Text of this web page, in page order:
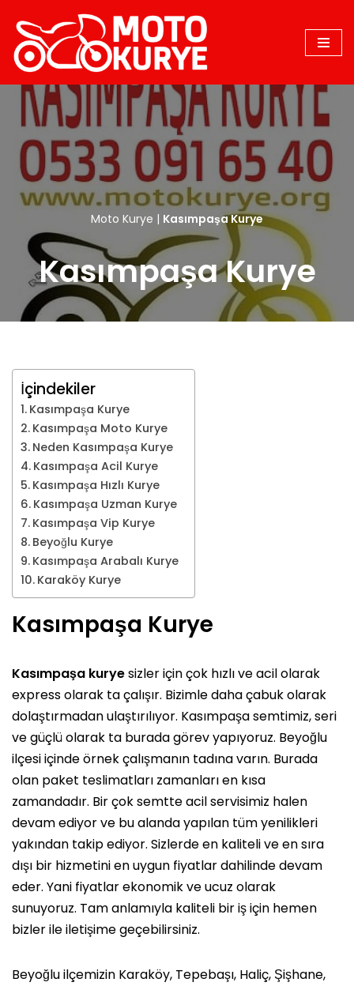
İçeriğe
geç
Moto Kurye | Kasımpaşa Kurye
Kasımpaşa Kurye
İçindekiler
Kasımpaşa Kurye
Kasımpaşa Moto Kurye
Neden Kasımpaşa Kurye
Kasımpaşa Acil Kurye
Kasımpaşa Hızlı Kurye
Kasımpaşa Uzman Kurye
Kasımpaşa Vip Kurye
Beyoğlu Kurye
Kasımpaşa Arabalı Kurye
Karaköy Kurye
Kasımpaşa Kurye
Kasımpaşa kuryesizler için çok hızlı ve acil olarak
express olarak ta çalışır. Bizimle daha çabuk olarak
dolaştırmadan ulaştırılıyor. Kasımpaşa semtimiz, seri
ve güçlü olarak ta burada görev yapıyoruz. Beyoğlu
ilçesi içinde örnek çalışmanın tadına varın. Burada
olan paket teslimatları zamanları en kısa
zamandadır. Bir çok semtte acil servisimiz halen
devam ediyor ve bu alanda yapılan tüm yenilikleri
yakından takip ediyor. Sizlerde en kaliteli ve en sıra
dışı bir hizmetini en uygun fiyatlar dahilinde devam
eder. Yani fiyatlar ekonomik ve ucuz olarak
sunuyoruz. Tam anlamıyla kaliteli bir iş için hemen
bizler ile iletişime geçebilirsiniz.
Beyoğlu ilçemizin Karaköy, Tepebaşı, Haliç, Şişhane,